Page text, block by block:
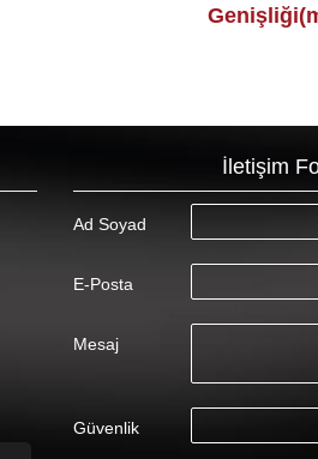
İletişim
Ad Soyad
E-Posta
Mesaj
Güvenlik